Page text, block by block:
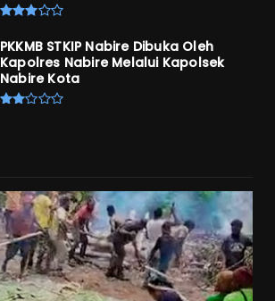
PKKMB STKIP Nabire Dibuka Oleh
Kapolres Nabire Melalui Kapolsek
Nabire Kota